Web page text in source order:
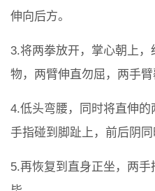
伸向后方。
3.将两拳放开，掌心朝上
物，两臂伸直勿屈，两手臂
4.低头弯腰，同时将直伸
手指碰到脚趾上，前后阴同
5.再恢复到直身正坐，两